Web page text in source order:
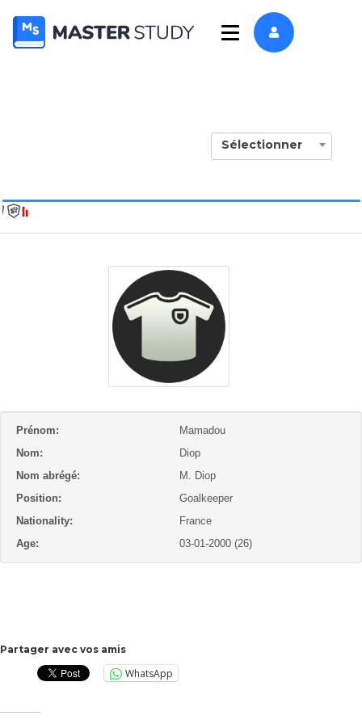
Sélectionner
Prénom:
Mamadou
Nom:
Diop
Nom abrégé:
M. Diop
Position:
Goalkeeper
Nationality:
France
Age:
03-01-2000 (26)
Partager avec vos amis
WhatsApp